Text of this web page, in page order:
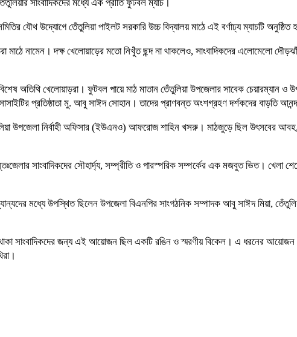
সাংবাদিকদের মধ্যে এক প্রীতি ফুটবল ম্যাচ।
যৌথ উদ্যোগে তেঁতুলিয়া পাইলট সরকারি উচ্চ বিদ্যালয় মাঠে এই বর্ণাঢ্য ম্যাচটি অনুষ্ঠিত
মাঠে নামেন। দক্ষ খেলোয়াড়ের মতো নিখুঁত ছন্দ না থাকলেও, সাংবাদিকদের
অতিথি খেলোয়াড়রা। ফুটবল পায়ে মাঠ মাতান তেঁতুলিয়া উপজেলার সাবেক চেয়ারম্যান ও
প্রতিষ্ঠাতা মু. আবু সাঈদ সোহান। তাদের প্রাণবন্ত অংশগ্রহণ দর্শকদের বাড়তি
উপজেলা নির্বাহী অফিসার (ইউএনও) আফরোজ শাহিন খসরু। মাঠজুড়ে ছিল উৎসবের
সাংবাদিকদের সৌহার্দ্য, সম্প্রীতি ও পারস্পরিক সম্পর্কের এক মজবুত ভিত। খেলা
মধ্যে উপস্থিত ছিলেন উপজেলা বিএনপির সাংগঠনিক সম্পাদক আবু সাঈদ মিয়া,
থাকা সাংবাদিকদের জন্য এই আয়োজন ছিল একটি রঙিন ও স্মরণীয় বিকেল। এ ধরনের